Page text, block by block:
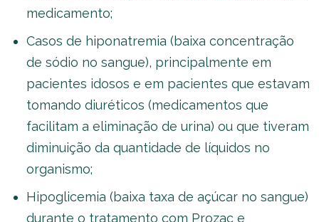
medicamento;
Casos de hiponatremia (baixa concentração
de sódio no sangue), principalmente em
pacientes idosos e em pacientes que estavam
tomando diuréticos (medicamentos que
facilitam a eliminação de urina) ou que tiveram
diminuição da quantidade de líquidos no
organismo;
Hipoglicemia (baixa taxa de açúcar no sangue)
durante o tratamento com Prozac e